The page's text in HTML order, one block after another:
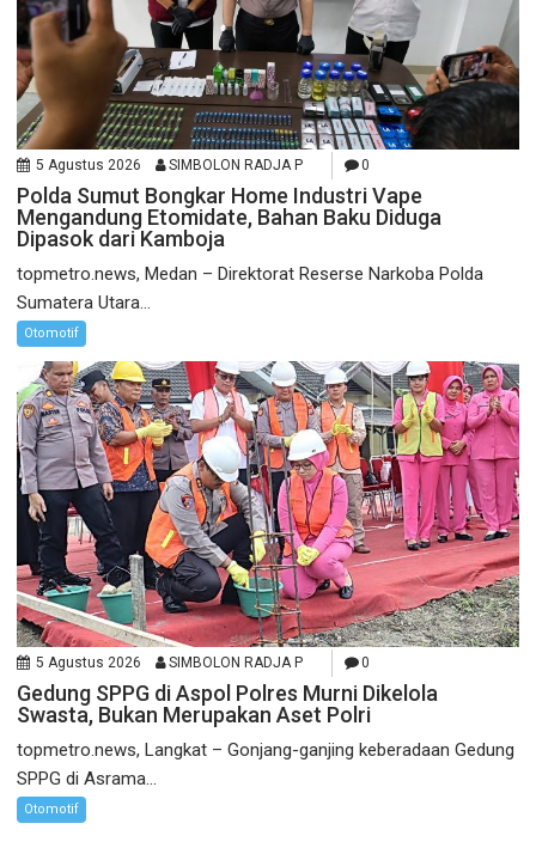
5 Agustus 2026 SIMBOLON RADJA P 0
Polda Sumut Bongkar Home Industri Vape
Mengandung Etomidate, Bahan Baku Diduga
Dipasok dari Kamboja
topmetro.news, Medan – Direktorat Reserse Narkoba Polda
Sumatera Utara...
Otomotif
5 Agustus 2026 SIMBOLON RADJA P 0
Gedung SPPG di Aspol Polres Murni Dikelola
Swasta, Bukan Merupakan Aset Polri
topmetro.news, Langkat – Gonjang-ganjing keberadaan Gedung
SPPG di Asrama...
Otomotif